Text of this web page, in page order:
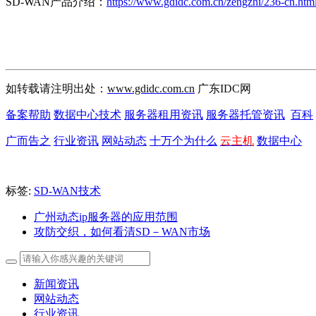
如转载请注明出处： www.gdidc.com.cn 广东IDC网
备案帮助 数据中心技术 服务器租用资讯 服务器托管资讯 百科
广而告之 行业资讯 网站动态 十万个为什么 云主机 数据中心
标签: SD-WAN技术
广州动态ip服务器的应用范围
攻防交织，如何看清SD－WAN市场
新闻资讯
网站动态
行业资讯